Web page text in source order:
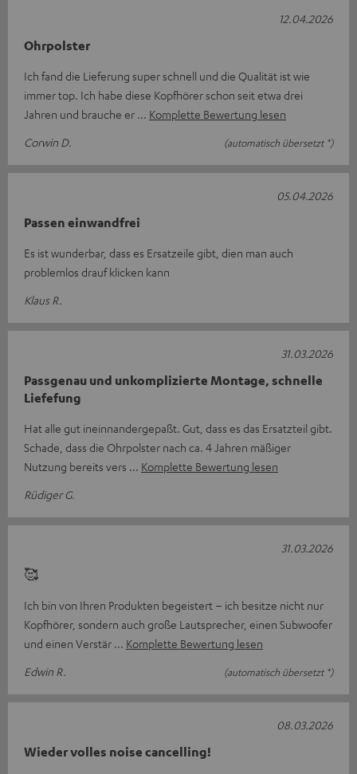
Ohrpolster
Ich fand die Lieferung super schnell und die Qualität ist wie
immer top. Ich habe diese Kopfhörer schon seit etwa drei
Jahren und brauche er
Komplette Bewertung lesen
Corwin D.
(automatisch übersetzt *)
12.04.2026
Passen einwandfrei
Es ist wunderbar, dass es Ersatzeile gibt, dien man auch
problemlos drauf klicken kann
Klaus R.
05.04.2026
Passgenau und unkomplizierte Montage, schnelle
Liefefung
Hat alle gut ineinnandergepaßt. Gut, dass es das Ersatzteil gibt.
Schade, dass die Ohrpolster nach ca. 4 Jahren mäßiger
Nutzung bereits vers
Komplette Bewertung lesen
Rüdiger G.
31.03.2026
🥰
Ich bin von Ihren Produkten begeistert – ich besitze nicht nur
Kopfhörer, sondern auch große Lautsprecher, einen Subwoofer
und einen Verstär
Komplette Bewertung lesen
Edwin R.
(automatisch übersetzt *)
31.03.2026
Wieder volles noise cancelling!
08.03.2026